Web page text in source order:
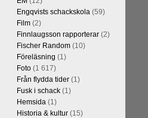
Engqvists schackskola(59)
Film(2)
Finnlaugsson rapporterar(2)
Fischer Random(10)
Föreläsning (1)
Foto(1 617)
Från flydda tider(1)
Fusk i schack(1)
Hemsida(1)
Historia & kultur(15)